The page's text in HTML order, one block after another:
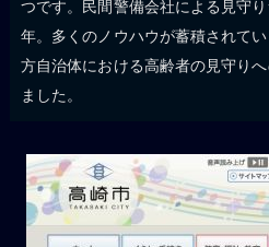
つです。民間警備会社による見守
年。多くのノウハウが蓄積されて
方自治体における高齢者の見守り
ました。